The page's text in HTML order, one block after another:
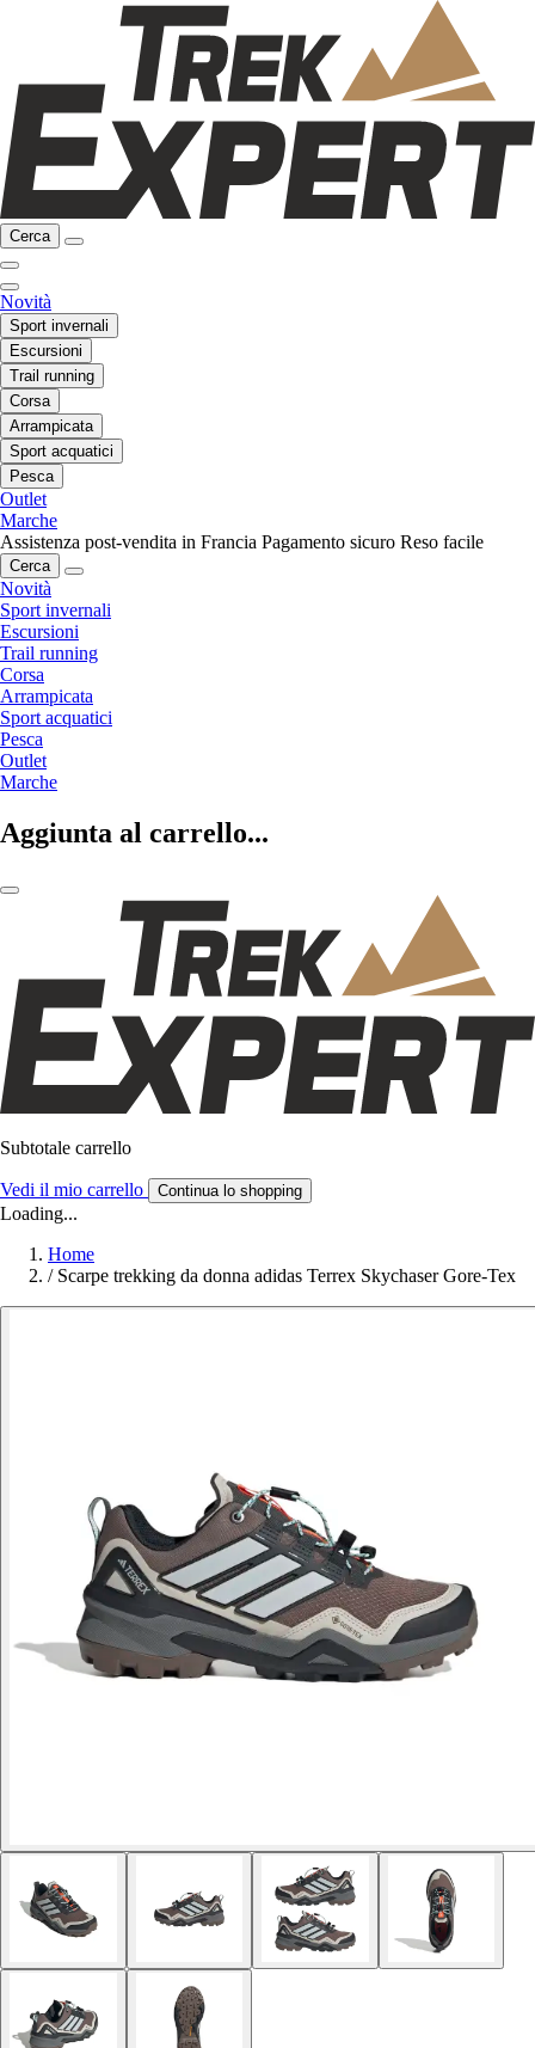
Cerca
Novità
Sport invernali
Escursioni
Trail running
Corsa
Arrampicata
Sport acquatici
Pesca
Outlet
Marche
Assistenza post-vendita in Francia Pagamento sicuro Reso facile
Cerca
Novità
Sport invernali
Escursioni
Trail running
Corsa
Arrampicata
Sport acquatici
Pesca
Outlet
Marche
Aggiunta al carrello...
Subtotale carrello
Vedi il mio carrello Continua lo shopping
Loading...
Home
/ Scarpe trekking da donna adidas Terrex Skychaser Gore-Tex